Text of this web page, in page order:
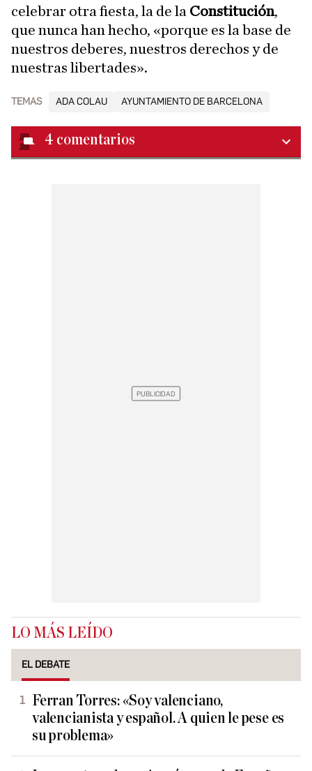
celebrar otra fiesta, la de la Constitución,
que nunca han hecho, «porque es la base de
nuestros deberes, nuestros derechos y de
nuestras libertades».
TEMAS ADA COLAU AYUNTAMIENTO DE BARCELONA
4 comentarios
LO MÁS LEÍDO
EL DEBATE
Ferran Torres: «Soy valenciano,
valencianista y español. A quien le pese es
su problema»